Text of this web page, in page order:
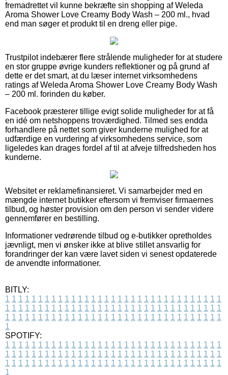
fremadrettet vil kunne bekræfte sin shopping af Weleda
Aroma Shower Love Creamy Body Wash – 200 ml., hvad
end man søger et produkt til en dreng eller pige.
Trustpilot indebærer flere strålende muligheder for at studere
en stor gruppe øvrige kunders reflektioner og på grund af
dette er det smart, at du læser internet virksomhedens
ratings af Weleda Aroma Shower Love Creamy Body Wash
– 200 ml. forinden du køber.
Facebook præsterer tillige evigt solide muligheder for at få
en idé om netshoppens troværdighed. Tilmed ses endda
forhandlere på nettet som giver kunderne mulighed for at
udfærdige en vurdering af virksomhedens service, som
ligeledes kan drages fordel af til at afveje tilfredsheden hos
kunderne.
Websitet er reklamefinansieret. Vi samarbejder med en
mængde internet butikker eftersom vi fremviser firmaernes
tilbud, og høster provision om den person vi sender videre
gennemfører en bestilling.
Informationer vedrørende tilbud og e-butikker opretholdes
jævnligt, men vi ønsker ikke at blive stillet ansvarlig for
forandringer der kan være lavet siden vi senest opdaterede
de anvendte informationer.
BITLY:
1 1 1 1 1 1 1 1 1 1 1 1 1 1 1 1 1 1 1 1 1 1 1 1 1 1 1 1 1 1 1 1 1
1 1 1 1 1 1 1 1 1 1 1 1 1 1 1 1 1 1 1 1 1 1 1 1 1 1 1 1 1 1 1 1 1
1 1 1 1 1 1 1 1 1 1 1 1 1 1 1 1 1 1 1 1 1 1 1 1 1 1 1 1 1 1 1 1 1
1
SPOTIFY:
1 1 1 1 1 1 1 1 1 1 1 1 1 1 1 1 1 1 1 1 1 1 1 1 1 1 1 1 1 1 1 1 1
1 1 1 1 1 1 1 1 1 1 1 1 1 1 1 1 1 1 1 1 1 1 1 1 1 1 1 1 1 1 1 1 1
1 1 1 1 1 1 1 1 1 1 1 1 1 1 1 1 1 1 1 1 1 1 1 1 1 1 1 1 1 1 1 1 1
1